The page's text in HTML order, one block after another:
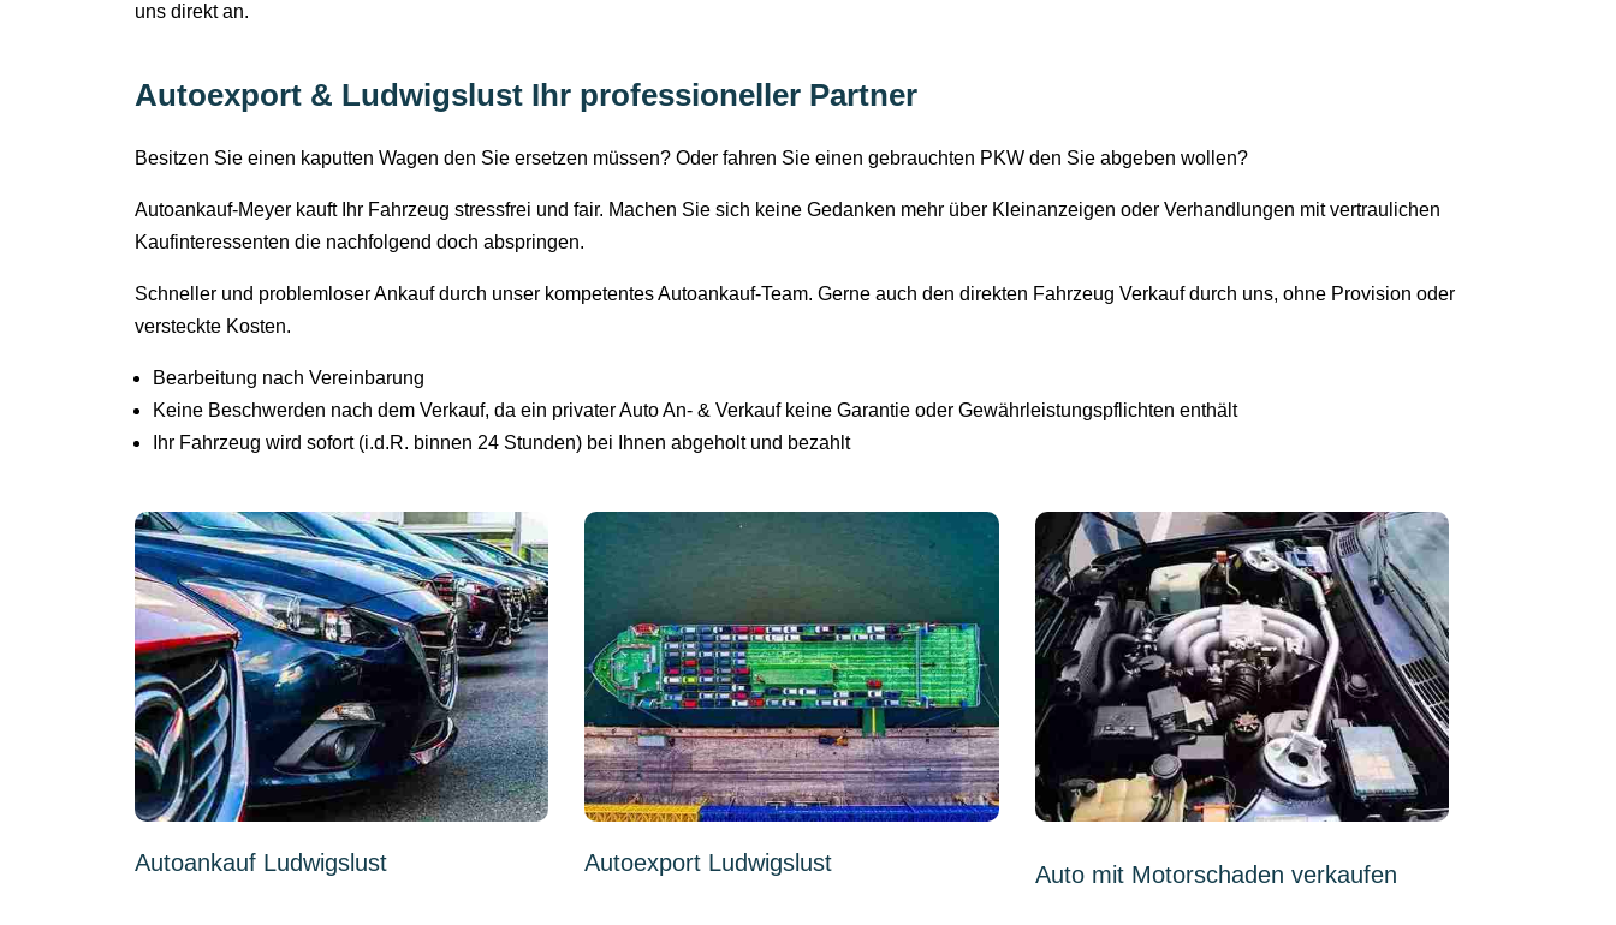
uns direkt an.
Autoexport & Ludwigslust Ihr professioneller Partner
Besitzen Sie einen kaputten Wagen den Sie ersetzen müssen? Oder fahren Sie einen gebrauchten PKW den Sie abgeben wollen?
Autoankauf-Meyer kauft Ihr Fahrzeug stressfrei und fair. Machen Sie sich keine Gedanken mehr über Kleinanzeigen oder Verhandlungen mit vertraulichen
Kaufinteressenten die nachfolgend doch abspringen.
Schneller und problemloser Ankauf durch unser kompetentes Autoankauf-Team. Gerne auch den direkten Fahrzeug Verkauf durch uns, ohne Provision oder
versteckte Kosten.
Bearbeitung nach Vereinbarung
Keine Beschwerden nach dem Verkauf, da ein privater Auto An- & Verkauf keine Garantie oder Gewährleistungspflichten enthält
Ihr Fahrzeug wird sofort (i.d.R. binnen 24 Stunden) bei Ihnen abgeholt und bezahlt
Autoankauf Ludwigslust Autoexport Ludwigslust Auto mit Motorschaden verkaufen